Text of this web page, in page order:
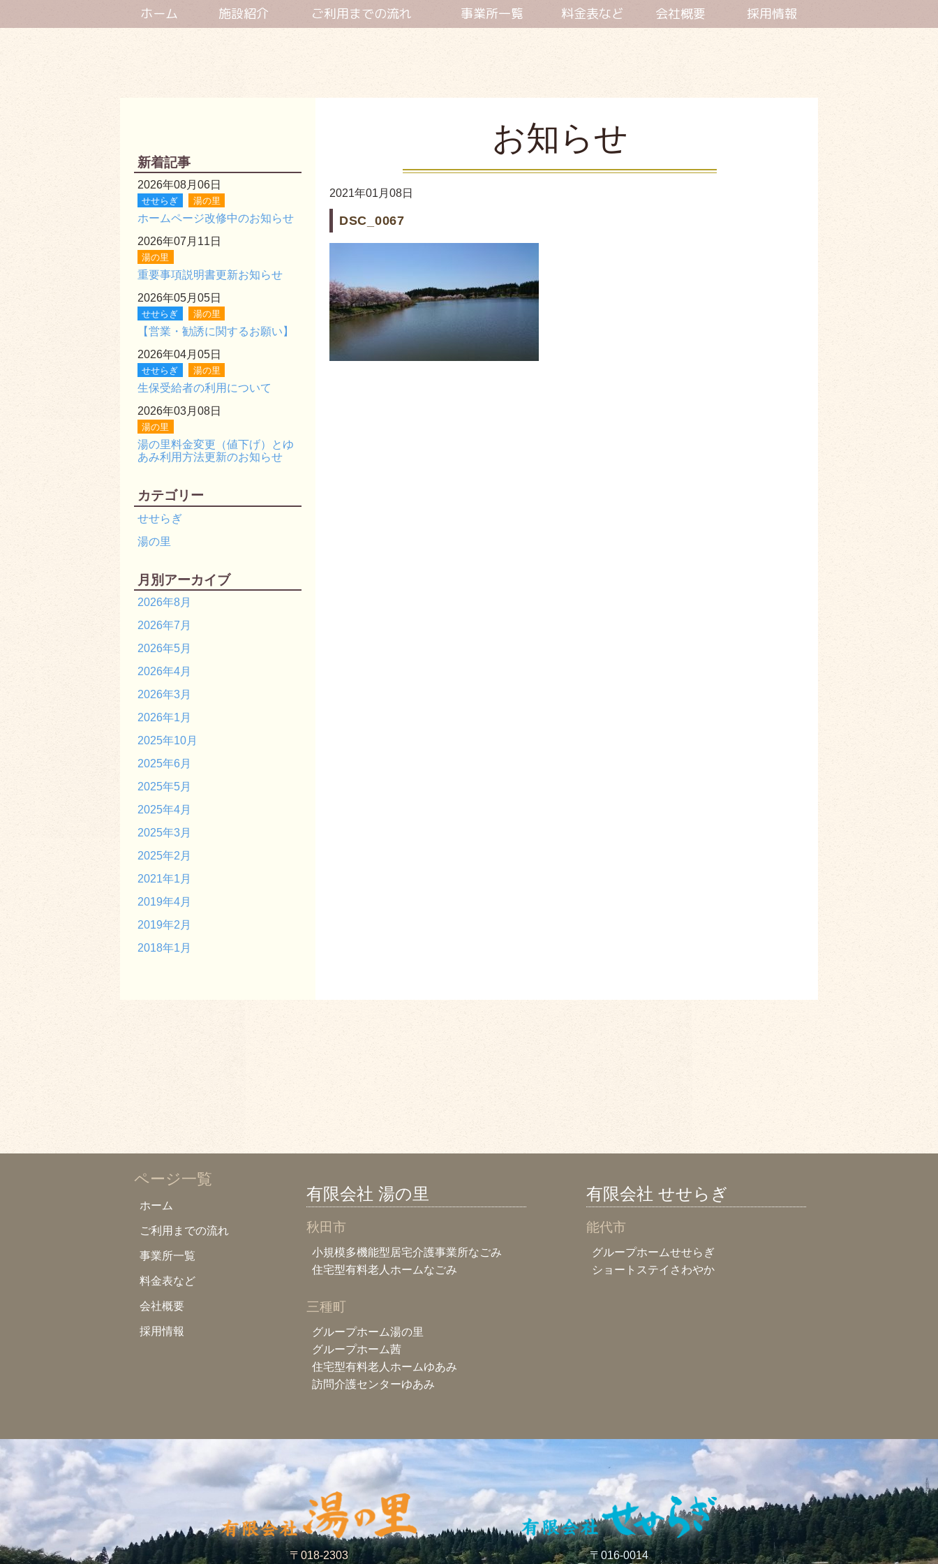
ホーム 施設紹介 ご利用までの流れ 事業所一覧 料金表など 会社概要 採用情報
新着記事
2026年08月06日
せせらぎ 湯の里
ホームページ改修中のお知らせ
2026年07月11日
湯の里
重要事項説明書更新お知らせ
2026年05月05日
せせらぎ 湯の里
【営業・勧誘に関するお願い】
2026年04月05日
せせらぎ 湯の里
生保受給者の利用について
2026年03月08日
湯の里
湯の里料金変更（値下げ）とゆ
あみ利用方法更新のお知らせ
カテゴリー
せせらぎ
湯の里
月別アーカイブ
2026年8月
2026年7月
2026年5月
2026年4月
2026年3月
2026年1月
2025年10月
2025年6月
2025年5月
2025年4月
2025年3月
2025年2月
2021年1月
2019年4月
2019年2月
2018年1月
お知らせ
2021年01月08日
DSC_0067
ページ一覧
ホーム
ご利用までの流れ
事業所一覧
料金表など
会社概要
採用情報
有限会社 湯の里
秋田市
小規模多機能型居宅介護事業所なごみ
住宅型有料老人ホームなごみ
三種町
グループホーム湯の里
グループホーム茜
住宅型有料老人ホームゆあみ
訪問介護センターゆあみ
有限会社 せせらぎ
能代市
グループホームせせらぎ
ショートステイさわやか
〒018-2303 〒016-0014